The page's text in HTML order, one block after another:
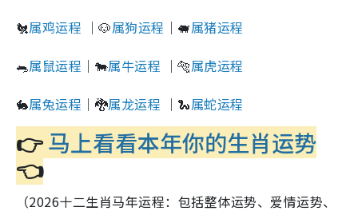
🐔属鸡运程 ｜🐶属狗运程 ｜🐖属猪运程
🐀属鼠运程 ｜🐄属牛运程 ｜🐅属虎运程
🐇属兔运程 ｜🐉属龙运程 ｜🐍属蛇运程
👉马上看看本年你的生肖运势
👈
（2026十二生肖马年运程：包括整体运势、爱情运势、